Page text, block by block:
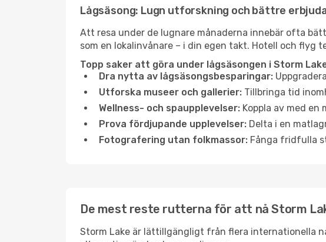
Lågsäsong: Lugn utforskning och bättre
Att resa under de lugnare månaderna innebär ofta
som en lokalinvånare – i din egen takt. Hotell och flyg
Topp saker att göra under lågsäsongen i Storm
Dra nytta av lågsäsongsbesparingar:
Utforska museer och gallerier: Tillbringa tid
Wellness- och spaupplevelser: Koppla av med
Prova fördjupande upplevelser: Delta i en
Fotografering utan folkmassor: Fånga fridfulla
De mest reste rutterna för att nå Storm
Storm Lake är lättillgängligt från flera internationella